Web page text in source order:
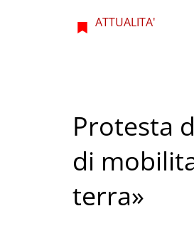
ATTUALITA'
Protesta
di
terra»